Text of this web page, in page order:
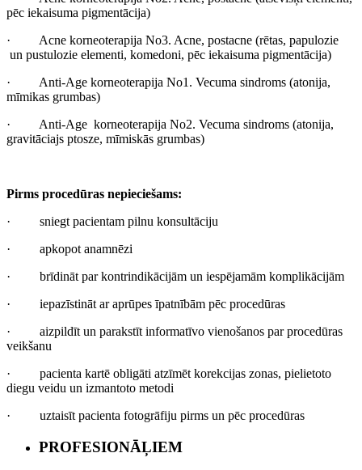
pēc iekaisuma pigmentācija)
·
Acne korneoterapija No3. Acne, postacne (rētas, papulozie
un pustulozie elementi, komedoni, pēc iekaisuma pigmentācija)
·
Anti-Age korneoterapija No1. Vecuma sindroms (atonija,
mīmikas grumbas)
·
Anti-Age korneoterapija No2. Vecuma sindroms (atonija,
gravitāciajs ptosze, mīmiskās grumbas)
Pirms procedūras nepieciešams:
·
sniegt pacientam pilnu konsultāciju
·
apkopot anamnēzi
·
brīdināt par kontrindikācijām un iespējamām komplikācijām
·
iepazīstināt ar aprūpes īpatnībām pēc procedūras
·
aizpildīt un parakstīt informatīvo vienošanos par procedūras
veikšanu
·
pacienta kartē obligāti atzīmēt korekcijas zonas, pielietoto
diegu veidu un izmantoto metodi
·
uztaisīt pacienta fotogrāfiju pirms un pēc procedūras
PROFESIONĀĻIEM